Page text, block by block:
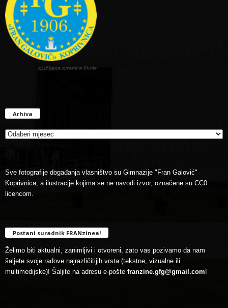
službena stranica škole
Arhiva
Sve fotografije događanja vlasništvo su Gimnazije "Fran Galović"
Koprivnica, a ilustracije kojima se ne navodi izvor, označene su CC0
licencom.
Postani suradnik FRANzinea!
Želimo biti aktualni, zanimljivi i otvoreni, zato vas pozivamo da nam
šaljete svoje radove najrazličitijih vrsta (tekstne, vizualne ili
multimedijske)! Šaljite na adresu e-pošte franzine.gfg@gmail.com!